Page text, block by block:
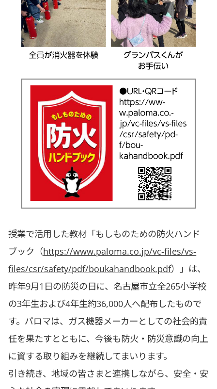
授業で活用した教材「もしものための防火ハンド
ブック（https://www.paloma.co.jp/vc-files/vs-
files/csr/safety/pdf/boukahandbook.pdf）」は、
昨年9月1日の防災の日に、名古屋市立全265小学校
の3年生および4年生約36,000人へ配布したもので
す。パロマは、ガス機器メーカーとしての社会的責
任を果たすとともに、今後も防火・防災意識の向上
に資する取り組みを継続してまいります。
引き続き、地域の皆さまと連携しながら、安全・安